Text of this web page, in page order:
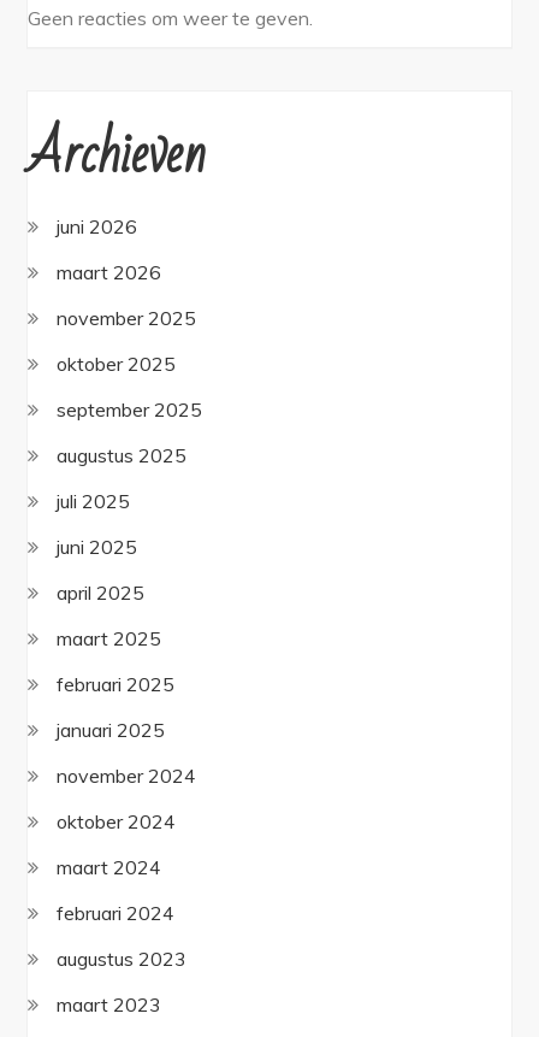
Geen reacties om weer te geven.
Archieven
juni 2026
maart 2026
november 2025
oktober 2025
september 2025
augustus 2025
juli 2025
juni 2025
april 2025
maart 2025
februari 2025
januari 2025
november 2024
oktober 2024
maart 2024
februari 2024
augustus 2023
maart 2023